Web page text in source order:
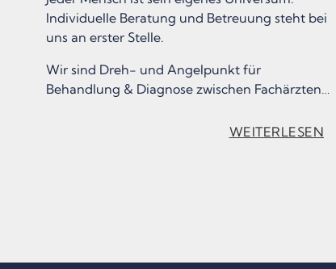
Individuelle Beratung und Betreuung steht bei
uns an erster Stelle.
Wir sind Dreh- und Angelpunkt für
Behandlung & Diagnose zwischen Fachärzten…
WEITERLESEN
M